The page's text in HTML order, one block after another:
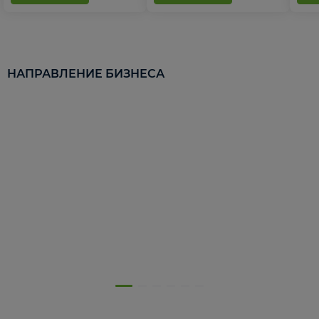
НАПРАВЛЕНИЕ БИЗНЕСА